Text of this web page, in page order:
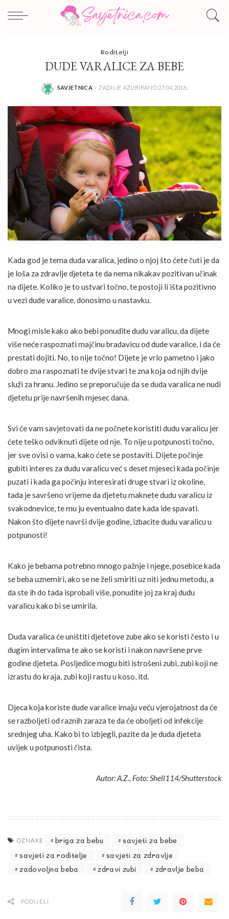
Roditelji
DUDE VARALICE ZA BEBE
POSTED
SAVJETNICA ZADNJE AŽURIRANO 27.04.2016.
Kada god je tema duda varalica, jedino o njoj što ćete čuti je da
je loša za zdravlje djeteta te da nema nikakav pozitivan učinak
na dijete. Koliko je to ustvari točno, te postoji li išta pozitivno
u vezi dude varalice, donosimo u nastavku.
Mnogi misle kako ako bebi ponudite dudu varalicu, da dijete
više neće raspoznati majčinu bradavicu od dude varalice, i da će
prestati dojiti. No, to nije točno! Dijete je vrlo pametno i jako
dobro zna raspoznati te dvije stvari te zna koja od njih dvije
služi za hranu. Jedino se preporučuje da se duda varalica ne nudi
djetetu prije navršenih mjesec dana.
Svi će vam savjetovati da ne počnete koristiti dudu varalicu jer
ćete teško odviknuti dijete od nje. To nije u potpunosti točno,
jer sve ovisi o vama, kako ćete se postaviti. Dijete počinje
gubiti interes za dudu varalicu već s deset mjeseci kada počinje
puzati i kada ga počinju interesirati druge stvari iz okoline,
tada je savršeno vrijeme da djetetu maknete dudu varalicu iz
svakodnevice, te mu ju eventualno date kada ide spavati.
Nakon što dijete navrši dvije godine, izbacite dudu varalicu u
potpunosti!
Kako je bebama potrebno mnogo pažnje i njege, posebice kada
se beba uznemiri, ako se ne želi smiriti uz niti jednu metodu, a
da ste ih do tada isprobali više, ponudite joj za kraj dudu
varalicu kako bi se umirila.
Duda varalica će uništiti djetetove zube ako se koristi često i u
dugim intervalima te ako se koristi i nakon navršene prve
godine djeteta. Posljedice mogu biti istrošeni zubi, zubi koji ne
izrastu do kraja, zubi koji rastu u koso, itd.
Djeca koja koriste dude varalice imaju veću vjerojatnost da će
se razboljeti od raznih zaraza te da će oboljeti od infekcije
srednjeg uha. Kako bi to izbjegli, pazite da je duda djeteta
uvijek u potpunosti čista.
Autor: A.Z., Foto: Shell114/Shutterstock
OZNAKE briga za bebu
savjeti za bebe
savjeti za roditelje
savjeti za zdravlje
zadovoljna beba
zdravi zubi zdravlje beba
PODIJELI